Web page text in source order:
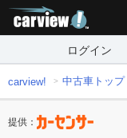
ログイン
carview! 中古車トップ
提供：